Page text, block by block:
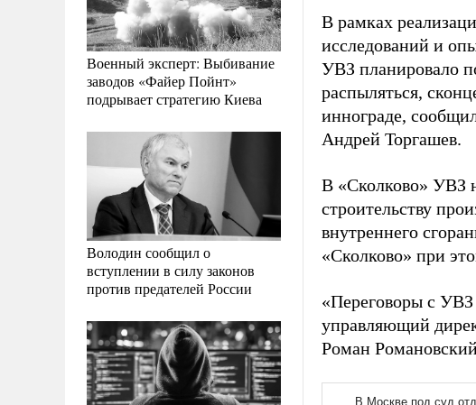
Военный эксперт: Выбивание
заводов «Файер Пойнт»
подрывает стратегию Киева
Володин сообщил о
вступлении в силу законов
против предателей России
В рамках
исследований и
УВЗ планировало
распыляться,
иннограде,
Андрей Торгашев.
В «Сколково» УВЗ
строительству
внутреннего
«Сколково» при
«Переговоры с
управляющий
Роман